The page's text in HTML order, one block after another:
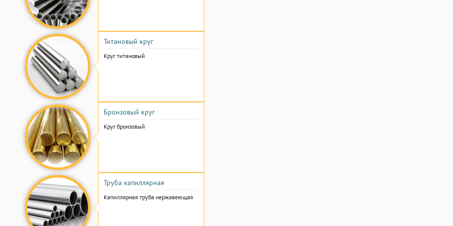
Титановый круг
Круг титановый
Бронзовый круг
Круг бронзовый
Труба капиллярная
Капиллярная труба нержавеющая